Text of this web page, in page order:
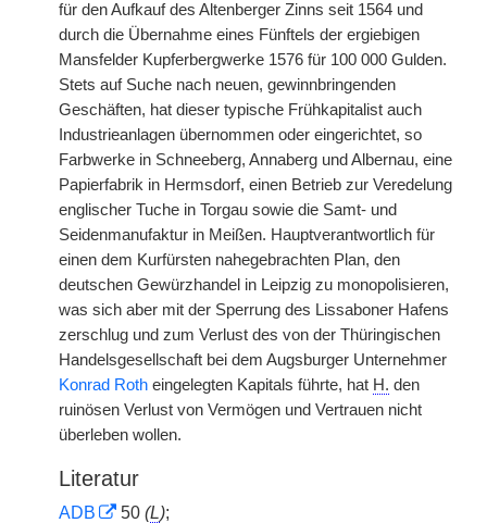
für den Aufkauf des Altenberger Zinns seit 1564 und
durch die Übernahme eines Fünftels der ergiebigen
Mansfelder Kupferbergwerke 1576 für 100 000 Gulden.
Stets auf Suche nach neuen, gewinnbringenden
Geschäften, hat dieser typische Frühkapitalist auch
Industrieanlagen übernommen oder eingerichtet, so
Farbwerke in Schneeberg, Annaberg und Albernau, eine
Papierfabrik in Hermsdorf, einen Betrieb zur Veredelung
englischer Tuche in Torgau sowie die Samt- und
Seidenmanufaktur in Meißen. Hauptverantwortlich für
einen dem Kurfürsten nahegebrachten Plan, den
deutschen Gewürzhandel in Leipzig zu monopolisieren,
was sich aber mit der Sperrung des Lissaboner Hafens
zerschlug und zum Verlust des von der Thüringischen
Handelsgesellschaft bei dem Augsburger Unternehmer
Konrad Roth eingelegten Kapitals führte, hat H. den
ruinösen Verlust von Vermögen und Vertrauen nicht
überleben wollen.
Literatur
ADB 50 (L);